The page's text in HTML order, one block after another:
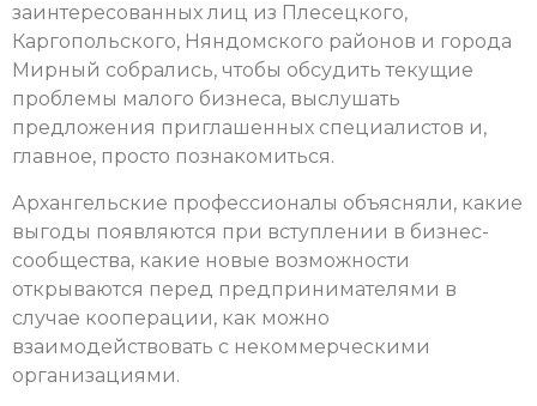
заинтересованных лиц из Плесецкого,
Каргопольского, Няндомского районов и города
Мирный собрались, чтобы обсудить текущие
проблемы малого бизнеса, выслушать
предложения приглашенных специалистов и,
главное, просто познакомиться.
Архангельские профессионалы объясняли, какие
выгоды появляются при вступлении в бизнес-
сообщества, какие новые возможности
открываются перед предпринимателями в
случае кооперации, как можно
взаимодействовать с некоммерческими
организациями.